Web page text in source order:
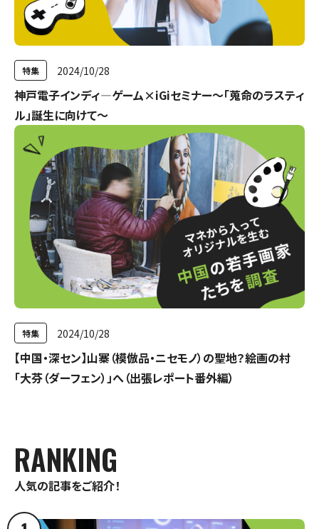
特集 2024/10/28
神戸電子インディ―ゲーム×iGiセミナー～「蒐命のラスティ
ル」誕生に向けて～
特集 2024/10/28
【中国・深セン】山寨（模倣品・ニセモノ）の聖地？絵画の村
「大芬（ダーフェン）」へ（出張レポート番外編）
RANKING
人気の記事をご紹介！